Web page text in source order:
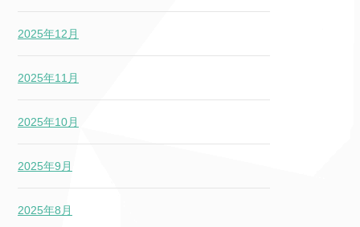
2025年12月
2025年11月
2025年10月
2025年9月
2025年8月